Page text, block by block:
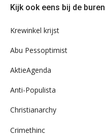
ons
Kijk ook eens bij de buren
Krewinkel krijst
Abu Pessoptimist
AktieAgenda
Anti-Populista
Christianarchy
Crimethinc